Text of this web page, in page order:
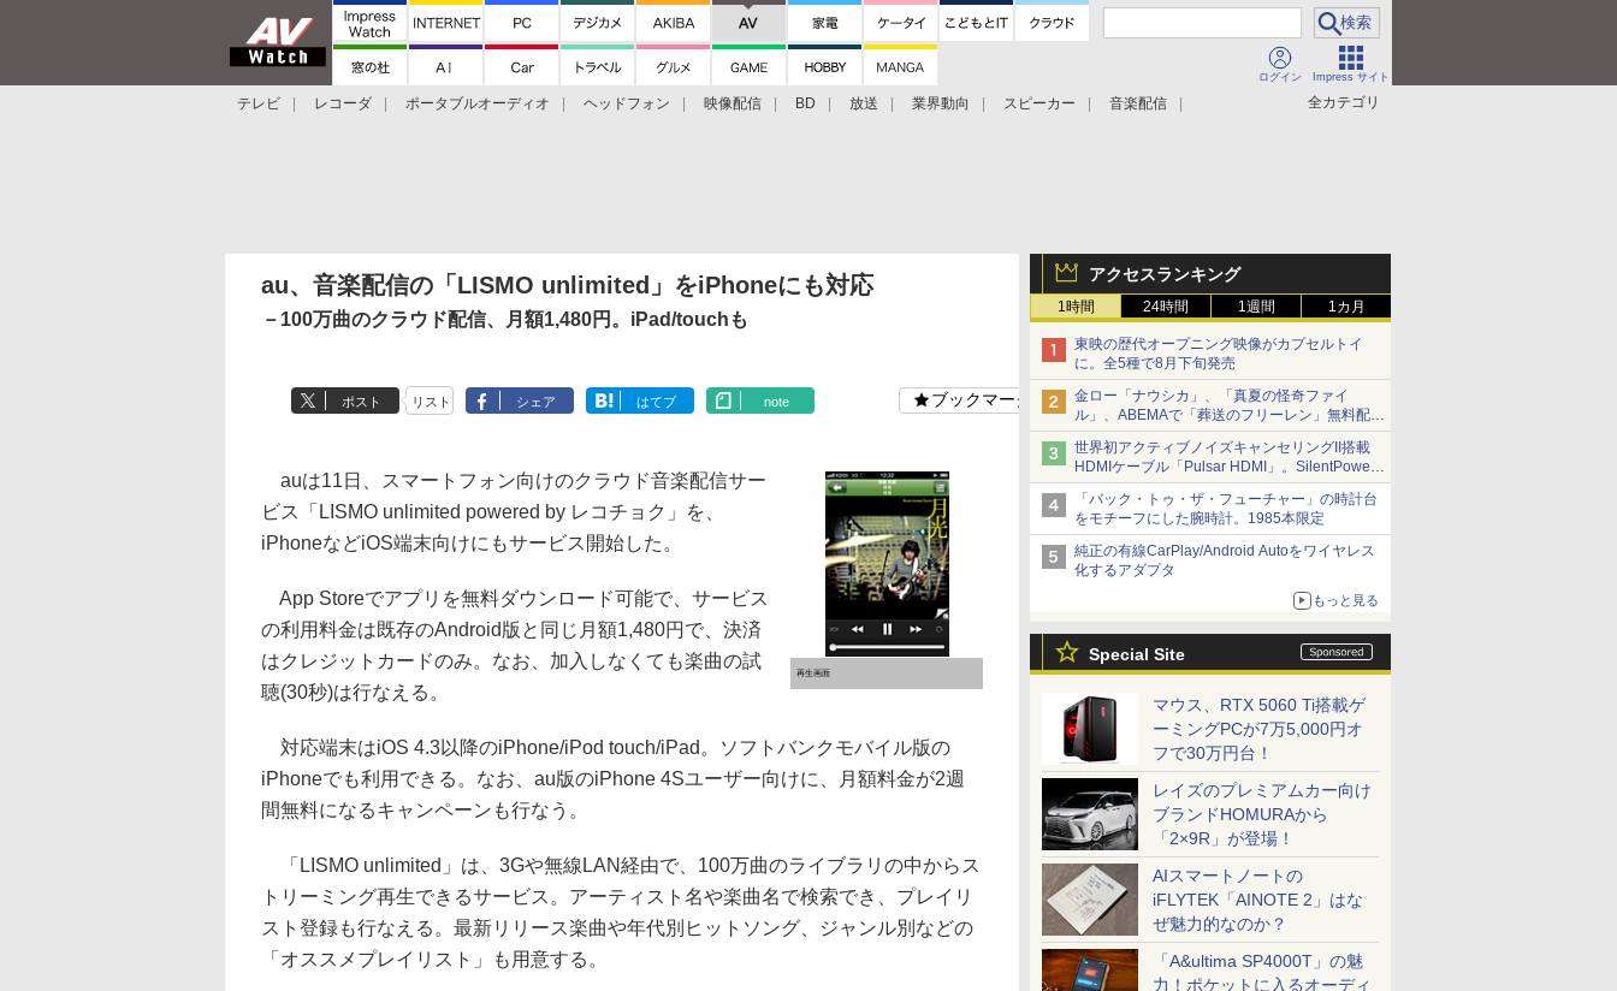
ログイン Impress サイト
全カテゴリ
テレビ レコーダ ポータブルオーディオ ヘッドフォン 映像配信 BD 放送 業界動向 スピーカー
音楽配信
アクセスランキング
1時間 24時間 1週間 1カ月
東映の歴代オープニング映像がカプセルトイ
に。全5種で8月下旬発売
金ロー「ナウシカ」、「真夏の怪奇ファイ
ル」、ABEMAで「葬送のフリーレン」無料配信
など。夏の特番・配信情報
世界初アクティブノイズキャンセリングII搭載
HDMIケーブル「Pulsar HDMI」。SilentPower
から
「バック・トゥ・ザ・フューチャー」の時計台
をモチーフにした腕時計。1985本限定
純正の有線CarPlay/Android Autoをワイヤレス
化するアダプタ
もっと見る
Special Site
マウス、RTX 5060 Ti搭載ゲ
ーミングPCが7万5,000円オ
フで30万円台！
レイズのプレミアムカー向け
ブランドHOMURAから
「2×9R」が登場！
AIスマートノートの
iFLYTEK「AINOTE 2」はな
ぜ魅力的なのか？
「A&ultima SP4000T」の魅
力！ポケットに入るオーディ
au、音楽配信の「LISMO unlimited」をiPhoneにも対応
－100万曲のクラウド配信、月額1,480円。iPad/touchも
ポスト リスト シェア はてブ note ブックマーク
再生画面
auは11日、スマートフォン向けのクラウド音楽配信サー
ビス「LISMO unlimited powered by レコチョク」を、
iPhoneなどiOS端末向けにもサービス開始した。
App Storeでアプリを無料ダウンロード可能で、サービス
の利用料金は既存のAndroid版と同じ月額1,480円で、決済
はクレジットカードのみ。なお、加入しなくても楽曲の試
聴(30秒)は行なえる。
対応端末はiOS 4.3以降のiPhone/iPod touch/iPad。ソフトバンクモバイル版の
iPhoneでも利用できる。なお、au版のiPhone 4Sユーザー向けに、月額料金が2週
間無料になるキャンペーンも行なう。
「LISMO unlimited」は、3Gや無線LAN経由で、100万曲のライブラリの中からス
トリーミング再生できるサービス。アーティスト名や楽曲名で検索でき、プレイリ
スト登録も行なえる。最新リリース楽曲や年代別ヒットソング、ジャンル別などの
「オススメプレイリスト」も用意する。